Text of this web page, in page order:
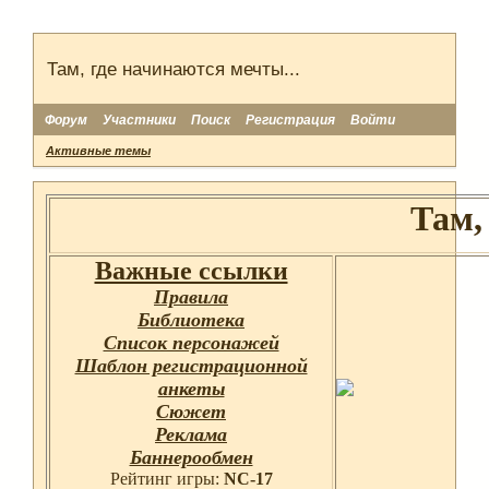
Там, где начинаются мечты...
Форум Участники Поиск Регистрация Войти
Активные темы
Там,
Важные ссылки
Правила
Библиотека
Список персонажей
Шаблон регистрационной
анкеты
Сюжет
Реклама
Баннерообмен
Рейтинг игры: NC-17